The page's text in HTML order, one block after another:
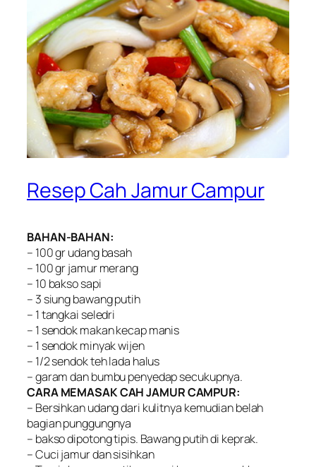
Resep Cah Jamur Campur
BAHAN-BAHAN:
– 100 gr udang basah
– 100 gr jamur merang
– 10 bakso sapi
– 3 siung bawang putih
– 1 tangkai seledri
– 1 sendok makan kecap manis
– 1 sendok minyak wijen
– 1/2 sendok teh lada halus
– garam dan bumbu penyedap secukupnya.
CARA MEMASAK CAH JAMUR CAMPUR:
– Bersihkan udang dari kulitnya kemudian belah
bagian punggungnya
– bakso dipotong tipis. Bawang putih di keprak.
– Cuci jamur dan sisihkan